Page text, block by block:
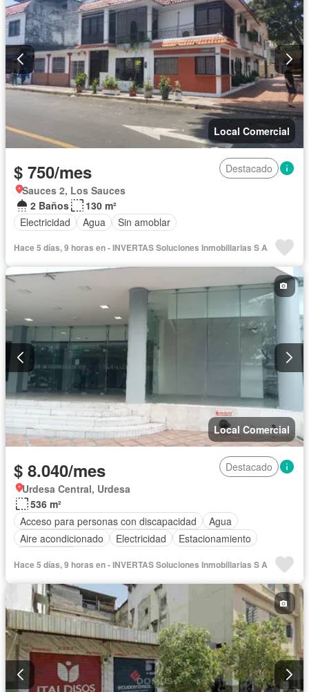
Local Comercial
$ 750/mes
Destacado
Sauces 2, Los Sauces
2 Baños
130 m²
Electricidad
Agua Sin amoblar
Hace 5 días, 9 horas en - INVERTAS Soluciones Inmobiliarias S A
Local Comercial
$ 8.040/mes
Destacado
Urdesa Central, Urdesa
536 m²
Acceso para personas con discapacidad
Agua
Aire acondicionado
Electricidad
Estacionamiento
Hace 5 días, 9 horas en - INVERTAS Soluciones Inmobiliarias S A